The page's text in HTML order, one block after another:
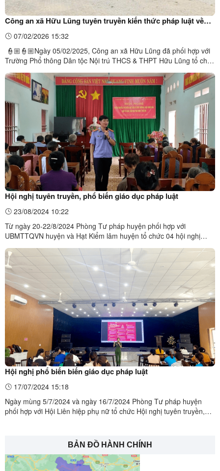
Công an xã Hữu Lũng tuyên truyền kiến thức pháp luật về
PCCC, CNCH và phòng chống bạo lực học đường
07/02/2026 15:32
👮🏼👮🏼Ngày 05/02/2025, Công an xã Hữu Lũng đã phối hợp với
Trường Phổ thông Dân tộc Nội trú THCS & THPT Hữu Lũng tổ chức
chữa cháy và cứu nạn cứu hộ (PCCC & CNCH), đồng thời tuyên
truyền phòng, chống bạo lực học đường cho cán bộ, giáo ...
Hội nghị tuyên truyền, phổ biến giáo dục pháp luật
23/08/2024 10:22
Từ ngày 20-22/8/2024 Phòng Tư pháp huyện phối hợp với
UBMTTQVN huyện và Hạt Kiểm lâm huyện tổ chức 04 hội nghị
gồm: Đại diện lãnh đạo HĐND, UBND, UBMTTQ và chủ tịch hoặc
phó chủ tịch đoàn thể xã; công chức Tư pháp-Hộ tịch, công chức ...
Hội nghị phổ biến biến giáo dục pháp luật
17/07/2024 15:18
Ngày mùng 5/7/2024 và ngày 16/7/2024 Phòng Tư pháp huyện
phối hợp với Hội Liên hiệp phụ nữ tổ chức Hội nghị tuyên truyền,
Vượng và các xã, thị trấn.Ảnh: Toàn cảnh Hội ...
BẢN ĐỒ HÀNH CHÍNH